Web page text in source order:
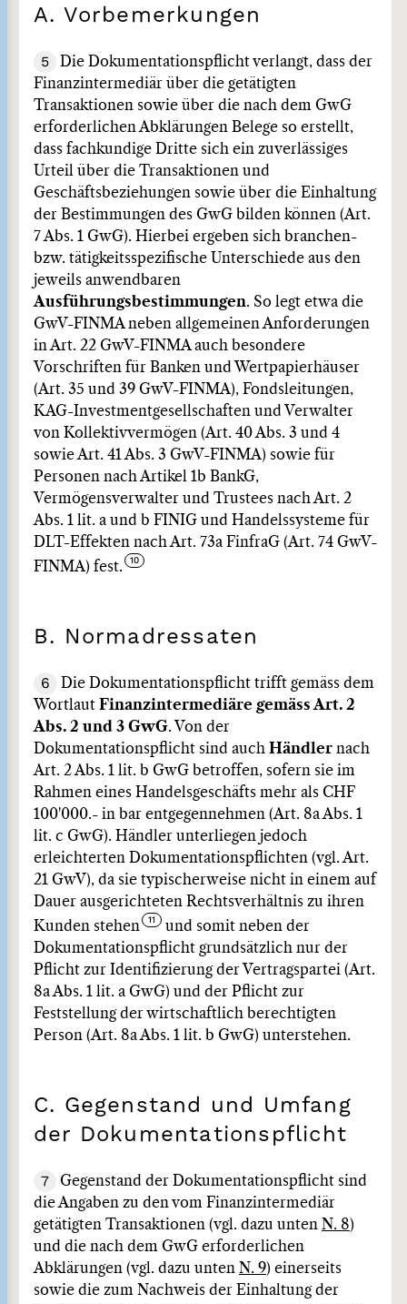
A. Vorbemerkungen
5
Die Dokumentationspflicht verlangt, dass der
Finanzintermediär über die getätigten
Transaktionen sowie über die nach dem GwG
erforderlichen Abklärungen Belege so erstellt,
dass fachkundige Dritte sich ein zuverlässiges
Urteil über die Transaktionen und
Geschäftsbeziehungen sowie über die Einhaltung
der Bestimmungen des GwG bilden können (Art.
7 Abs. 1 GwG). Hierbei ergeben sich branchen-
bzw. tätigkeitsspezifische Unterschiede aus den
jeweils anwendbaren
Ausführungsbestimmungen. So legt etwa die
GwV-FINMA neben allgemeinen Anforderungen
in Art. 22 GwV-FINMA auch besondere
Vorschriften für Banken und Wertpapierhäuser
(Art. 35 und 39 GwV-FINMA), Fondsleitungen,
KAG-Investmentgesellschaften und Verwalter
von Kollektivvermögen (Art. 40 Abs. 3 und 4
sowie Art. 41 Abs. 3 GwV-FINMA) sowie für
Personen nach Artikel 1b BankG,
Vermögensverwalter und Trustees nach Art. 2
Abs. 1 lit. a und b FINIG und Handelssysteme für
DLT-Effekten nach Art. 73a FinfraG (Art. 74 GwV-
FINMA) fest.
B. Normadressaten
6
Die Dokumentationspflicht trifft gemäss dem
Wortlaut Finanzintermediäre gemäss Art. 2
Abs. 2 und 3 GwG. Von der
Dokumentationspflicht sind auch Händler nach
Art. 2 Abs. 1 lit. b GwG betroffen, sofern sie im
Rahmen eines Handelsgeschäfts mehr als CHF
100'000.- in bar entgegennehmen (Art. 8a Abs. 1
lit. c GwG). Händler unterliegen jedoch
erleichterten Dokumentationspflichten (vgl. Art.
21 GwV), da sie typischerweise nicht in einem auf
Dauer ausgerichteten Rechtsverhältnis zu ihren
Kunden stehen
und somit neben der
Dokumentationspflicht grundsätzlich nur der
Pflicht zur Identifizierung der Vertragspartei (Art.
8a Abs. 1 lit. a GwG) und der Pflicht zur
Feststellung der wirtschaftlich berechtigten
Person (Art. 8a Abs. 1 lit. b GwG) unterstehen.
C. Gegenstand und Umfang
der Dokumentationspflicht
7
Gegenstand der Dokumentationspflicht sind
die Angaben zu den vom Finanzintermediär
getätigten Transaktionen (vgl. dazu unten N. 8)
und die nach dem GwG erforderlichen
Abklärungen (vgl. dazu unten N. 9) einerseits
sowie die zum Nachweis der Einhaltung der